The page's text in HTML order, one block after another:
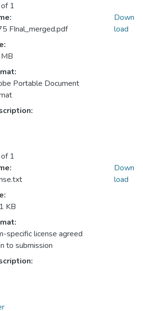
1
FInal_merged.pdf
Portable Document
Down
load
1
KB
specific license agreed
to submission
Down
load